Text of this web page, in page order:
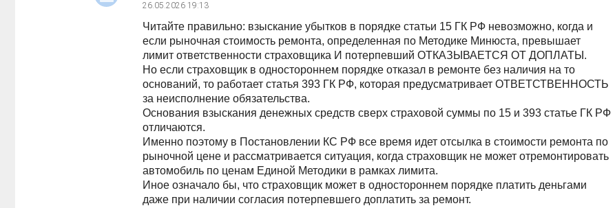
26.05.2026 19:13
Читайте правильно: взыскание убытков в порядке статьи 15 ГК РФ невозможно, когда и
если рыночная стоимость ремонта, определенная по Методике Минюста, превышает
лимит ответственности страховщика И потерпевший ОТКАЗЫВАЕТСЯ ОТ ДОПЛАТЫ.
Но если страховщик в одностороннем порядке отказал в ремонте без наличия на то
оснований, то работает статья 393 ГК РФ, которая предусматривает ОТВЕТСТВЕННОСТЬ
за неисполнение обязательства.
Основания взыскания денежных средств сверх страховой суммы по 15 и 393 статье ГК РФ
отличаются.
Именно поэтому в Постановлении КС РФ все время идет отсылка в стоимости ремонта по
рыночной цене и рассматривается ситуация, когда страховщик не может отремонтировать
автомобиль по ценам Единой Методики в рамках лимита.
Иное означало бы, что страховщик может в одностороннем порядке платить деньгами
даже при наличии согласия потерпевшего доплатить за ремонт.